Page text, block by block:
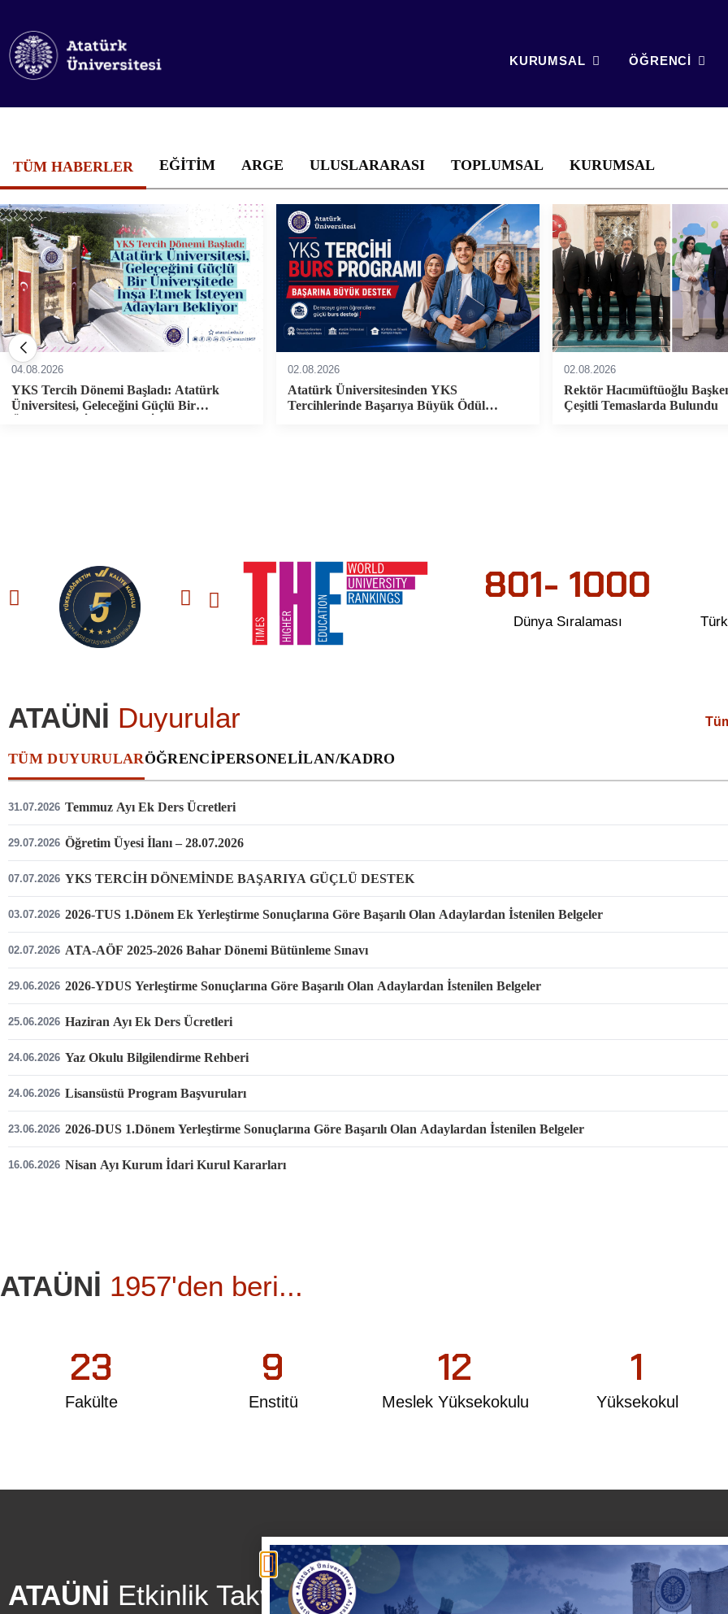
KURUMSAL ÖĞRENCİ
TÜM HABERLER EĞITIM ARGE ULUSLARARASI TOPLUMSAL KURUMSAL
04.08.2026
YKS Tercih Dönemi Başladı: Atatürk
Üniversitesi, Geleceğini Güçlü Bir
02.08.2026
Atatürk Üniversitesinden YKS
Tercihlerinde Başarıya Büyük Ödül…
02.08.2026
Rektör Hacımüftüoğlu
Çeşitli Temaslarda Bulundu
251- 300
Asya Sıralaması
ATAÜNİ Duyurular
TÜM DUYURULARÖĞRENCIPERSONELİLAN/KADRO
31.07.2026 Temmuz Ayı Ek Ders Ücretleri
29.07.2026 Öğretim Üyesi İlanı – 28.07.2026
07.07.2026 YKS TERCİH DÖNEMİNDE BAŞARIYA GÜÇLÜ DESTEK
03.07.2026 2026-TUS 1.Dönem Ek Yerleştirme Sonuçlarına Göre Başarılı Olan Adaylardan İstenilen Belgeler
02.07.2026 ATA-AÖF 2025-2026 Bahar Dönemi Bütünleme Sınavı
29.06.2026 2026-YDUS Yerleştirme Sonuçlarına Göre Başarılı Olan Adaylardan İstenilen Belgeler
25.06.2026 Haziran Ayı Ek Ders Ücretleri
24.06.2026 Yaz Okulu Bilgilendirme Rehberi
24.06.2026 Lisansüstü Program Başvuruları
23.06.2026 2026-DUS 1.Dönem Yerleştirme Sonuçlarına Göre Başarılı Olan Adaylardan İstenilen Belgeler
16.06.2026 Nisan Ayı Kurum İdari Kurul Kararları
ATAÜNİ 1957'den beri...
Fakülte
23
Enstitü
9
Meslek Yüksekokulu
12
Yüksekokul
1
ATAÜNİ Etkinlik Takvim